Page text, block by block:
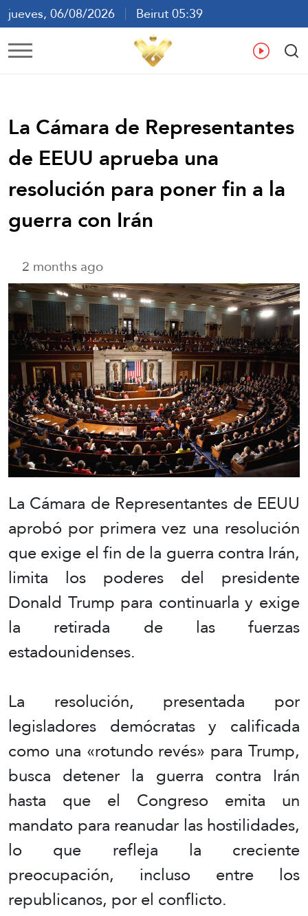
jueves, 06/08/2026
Beirut 05:39
ع En
La Cámara de Representantes
de EEUU aprueba una
resolución para poner fin a la
guerra con Irán
2 months ago
La Cámara de Representantes de EEUU
aprobó por primera vez una resolución
que exige el fin de la guerra contra Irán,
limita los poderes del presidente
Donald Trump para continuarla y exige
la retirada de las fuerzas
estadounidenses.
La resolución, presentada por
legisladores demócratas y calificada
como una «rotundo revés» para Trump,
busca detener la guerra contra Irán
hasta que el Congreso emita un
mandato para reanudar las hostilidades,
lo que refleja la creciente
preocupación, incluso entre los
republicanos, por el conflicto.